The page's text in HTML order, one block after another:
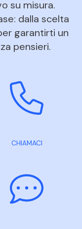
su misura.
dalla scelta
garantirti un
pensieri.
CHIAMACI